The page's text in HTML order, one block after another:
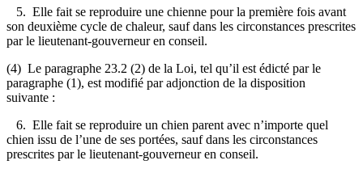
5. Elle fait se reproduire une chienne pour la première fois avant
son deuxième cycle de chaleur, sauf dans les circonstances prescrites
par le lieutenant-gouverneur en conseil.
(4) Le paragraphe 23.2 (2) de la Loi, tel qu’il est édicté par le
paragraphe (1), est modifié par adjonction de la disposition
suivante :
6. Elle fait se reproduire un chien parent avec n’importe quel
chien issu de l’une de ses portées, sauf dans les circonstances
prescrites par le lieutenant-gouverneur en conseil.